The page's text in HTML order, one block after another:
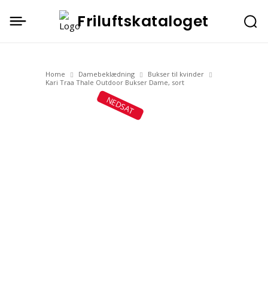
Friluftskataloget
Home Damebeklædning
Bukser til kvinder
Kari Traa Thale Outdoor Bukser Dame, sort
NEDSAT